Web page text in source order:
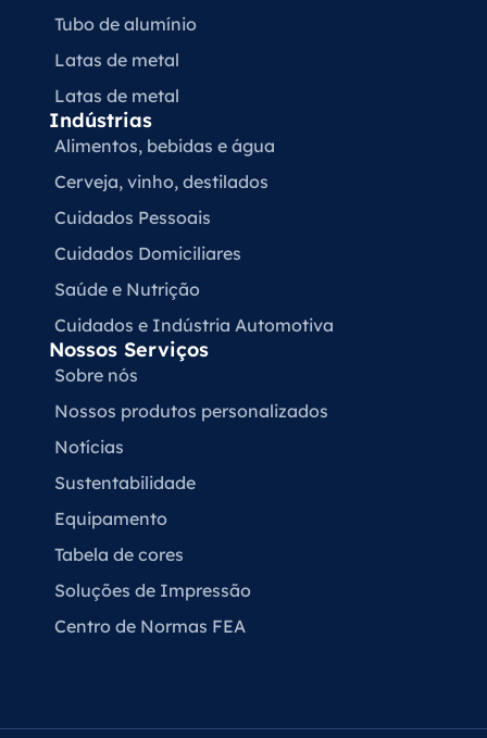
Tubo de alumínio
Latas de metal
Latas de metal
Indústrias
Alimentos, bebidas e água
Cerveja, vinho, destilados
Cuidados Pessoais
Cuidados Domiciliares
Saúde e Nutrição
Cuidados e Indústria Automotiva
Nossos Serviços
Sobre nós
Nossos produtos personalizados
Notícias
Sustentabilidade
Equipamento
Tabela de cores
Soluções de Impressão
Centro de Normas FEA